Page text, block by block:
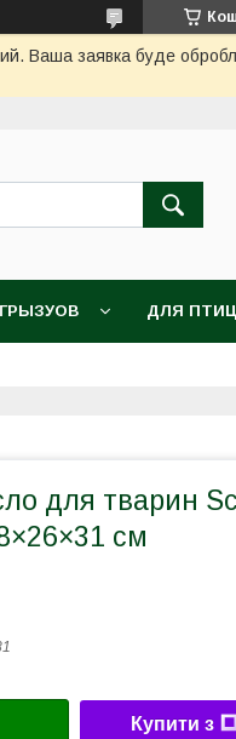
Ваша заявка буде
ДЛЯ ПТИЦ
для тварин
см
Купити з